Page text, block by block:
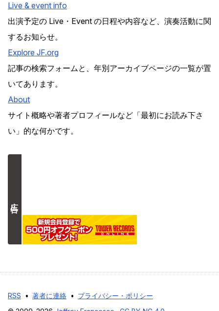
Live & event info
出演予定の Live・Event の日程や内容など、演奏活動に関
するお知らせ。
Explore JF.org
記事の検索フォームと、年別アーカイブページの一覧が置
いてあります。
About
サイト概略や著者プロフィールなど「最初にお読み下さ
い」的な何かです。
RSS • 著者に連絡 • プライバシー・ポリシー